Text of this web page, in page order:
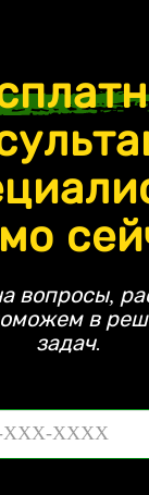
вопросы,
в
задач.